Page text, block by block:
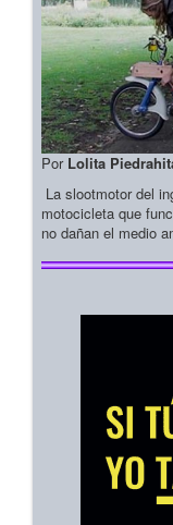
Por Lolita
La slootmotor del
motocicleta que
no dañan el medio